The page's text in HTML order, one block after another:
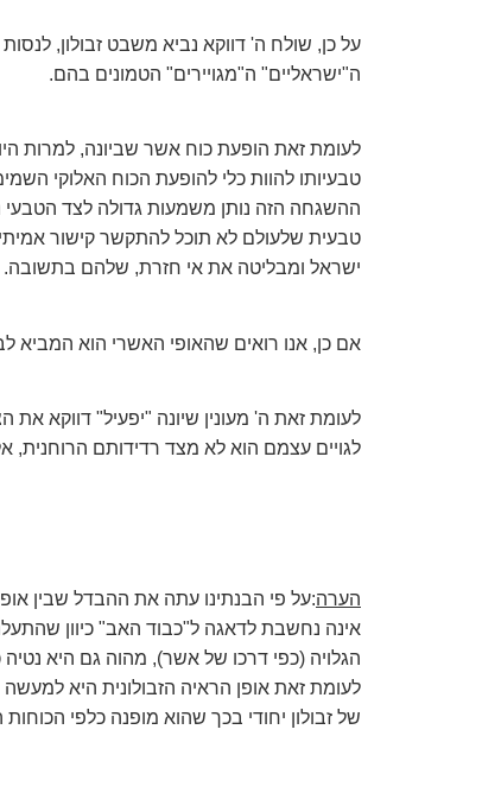
על כן, שולח ה' דווקא נביא משבט זבולון,
ה"ישראליים" ה"מגויירים" הטמונים בהם.
לעומת זאת הופעת כוח אשר שביונה, למרות
טבעיותו להוות כלי להופעת הכוח האלוקי
ההשגחה הזה נותן משמעות גדולה לצד
טבעית שלעולם לא תוכל להתקשר קישור
ישראל ומבליטה את אי חזרת, שלהם בתשובה.
אם כן, אנו רואים שהאופי האשרי הוא המביא
לעומת זאת ה' מעונין שיונה "יפעיל" דווקא
לגויים עצמם הוא לא מצד רדידותם הרוחנית,
הערה:על פי הבנתינו עתה את ההבדל שבין
אינה נחשבת לדאגה ל"כבוד האב" כיוון
הגלויה (כפי דרכו של אשר), מהוה גם היא
לעומת זאת אופן הראיה הזבולונית היא
של זבולון יחודי בכך שהוא מופנה כלפי